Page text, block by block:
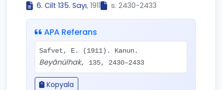
6. Cilt 135. Sayı, 1911 s. 2430-2433
APA Referans
Safvet, E. (1911). Kanun.
Beyânülhak, 135, 2430–2433
Kopyala